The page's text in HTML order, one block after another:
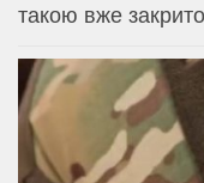
такою вже